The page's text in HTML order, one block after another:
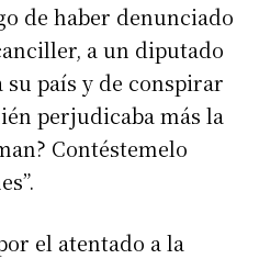
de haber denunciado
a un diputado
país y de conspirar
perjudicaba más la
Contéstemelo
el atentado a la